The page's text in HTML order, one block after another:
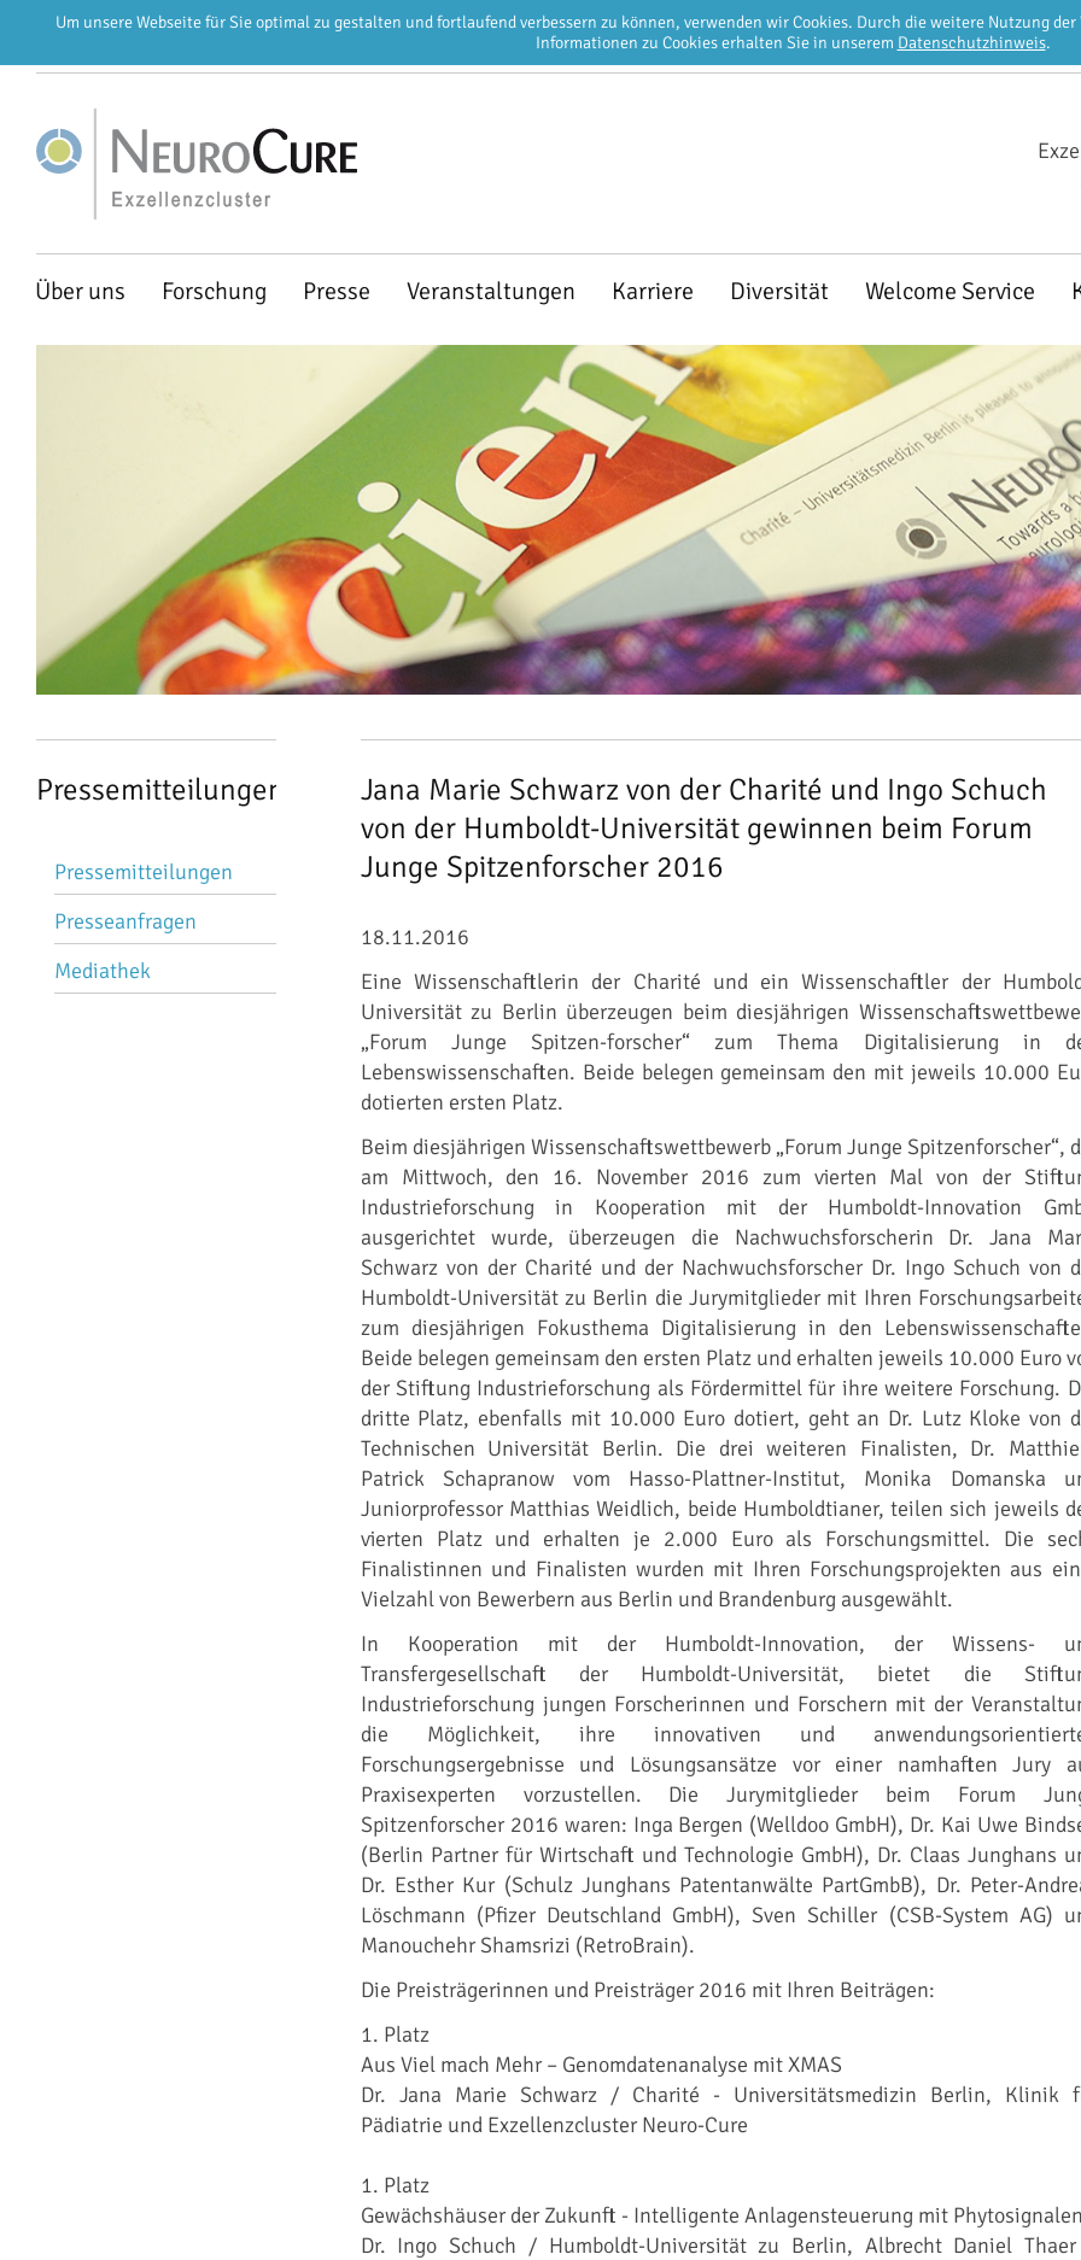
Um unsere Webseite für Sie optimal zu gestalten und fortlaufend verbessern zu können, verwenden wir Cookies. Durch die weitere Nutzung
Informationen zu Cookies erhalten Sie in unserem Datenschutzhinweis.
EN DE
Navigation
überspringen
Über uns Forschung Presse Veranstaltungen Karriere Diversität Welcome Service
Jana Marie Schwarz von der Charité und Ingo Schuch
von der Humboldt-Universität gewinnen beim Forum
Junge Spitzenforscher 2016
18.11.2016
Eine Wissenschaftlerin der Charité und ein Wissenschaftler der
Universität zu Berlin überzeugen beim diesjährigen
„Forum Junge Spitzen-forscher“ zum Thema Digitalisierung in
Lebenswissenschaften. Beide belegen gemeinsam den mit jeweils 10.000
dotierten ersten Platz.
Beim diesjährigen Wissenschaftswettbewerb „Forum Junge Spitzenforscher“,
am Mittwoch, den 16. November 2016 zum vierten Mal von der
Industrieforschung in Kooperation mit der Humboldt-Innovation
ausgerichtet wurde, überzeugen die Nachwuchsforscherin Dr. Jana
Schwarz von der Charité und der Nachwuchsforscher Dr. Ingo Schuch von
Humboldt-Universität zu Berlin die Jurymitglieder mit Ihren
zum diesjährigen Fokusthema Digitalisierung in den
Beide belegen gemeinsam den ersten Platz und erhalten jeweils 10.000 Euro
der Stiftung Industrieforschung als Fördermittel für ihre weitere Forschung.
dritte Platz, ebenfalls mit 10.000 Euro dotiert, geht an Dr. Lutz Kloke von
Technischen Universität Berlin. Die drei weiteren Finalisten, Dr.
Patrick Schapranow vom Hasso-Plattner-Institut, Monika Domanska
Juniorprofessor Matthias Weidlich, beide Humboldtianer, teilen sich jeweils
vierten Platz und erhalten je 2.000 Euro als Forschungsmittel. Die
Finalistinnen und Finalisten wurden mit Ihren Forschungsprojekten aus
Vielzahl von Bewerbern aus Berlin und Brandenburg ausgewählt.
In Kooperation mit der Humboldt-Innovation, der Wissens-
Transfergesellschaft der Humboldt-Universität, bietet die
Industrieforschung jungen Forscherinnen und Forschern mit der
die Möglichkeit, ihre innovativen und
Forschungsergebnisse und Lösungsansätze vor einer namhaften Jury
Praxisexperten vorzustellen. Die Jurymitglieder beim Forum
Spitzenforscher 2016 waren: Inga Bergen (Welldoo GmbH), Dr. Kai Uwe
(Berlin Partner für Wirtschaft und Technologie GmbH), Dr. Claas Junghans
Dr. Esther Kur (Schulz Junghans Patentanwälte PartGmbB), Dr. Peter-
Löschmann (Pfizer Deutschland GmbH), Sven Schiller (CSB-System AG)
Manouchehr Shamsrizi (RetroBrain).
Die Preisträgerinnen und Preisträger 2016 mit Ihren Beiträgen:
1. Platz
Aus Viel mach Mehr – Genomdatenanalyse mit XMAS
Dr. Jana Marie Schwarz / Charité - Universitätsmedizin Berlin, Klinik
Pädiatrie und Exzellenzcluster Neuro-Cure
1. Platz
Gewächshäuser der Zukunft - Intelligente Anlagensteuerung mit Phytosignalen
Dr. Ingo Schuch / Humboldt-Universität zu Berlin, Albrecht Daniel
Pressemitteilungen
Navigation
überspringen
Pressemitteilungen
Presseanfragen
Mediathek